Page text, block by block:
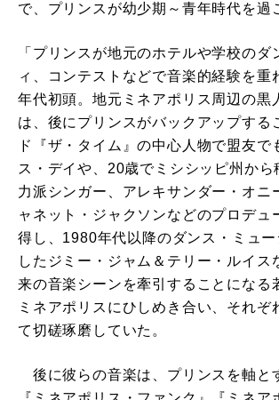
で、プリンスが幼少期～青年時代を過
「プリンスが地元のホテルや学校のダ
ィ、コンテストなどで音楽的経験を重
年代初頭。地元ミネアポリス周辺の黒
は、後にプリンスがバックアップする
ド『ザ・タイム』の中心人物で盟友で
ス・デイや、20歳でミシシッピ州から
力派シンガー、アレキサンダー・オニ
ャネット・ジャクソンなどのプロデュ
得し、1980年代以降のダンス・ミュー
したジミー・ジャム＆テリー・ルイス
来の音楽シーンを牽引することになる
ミネアポリスにひしめき合い、それぞ
て切磋琢磨していた。
後に彼らの音楽は、プリンスを軸と